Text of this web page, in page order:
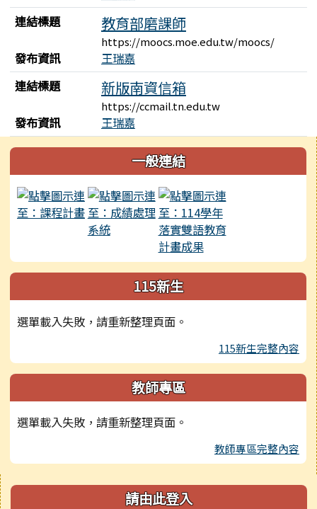
連結標題
教育部磨課師
https://moocs.moe.edu.tw/moocs/
發布資訊
王瑞嘉
連結標題
新版南資信箱
https://ccmail.tn.edu.tw
發布資訊 王瑞嘉
左邊區域內容 一般連結
115新生
選單載入失敗，請重新整理頁面。
115新生完整內容
教師專區
選單載入失敗，請重新整理頁面。
教師專區完整內容
右邊區域內容 請由此登入